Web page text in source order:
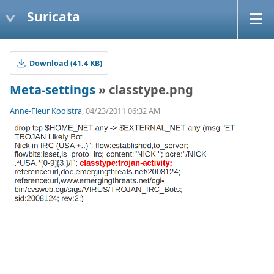
Suricata
Download (41.4 KB)
Meta-settings » classtype.png
Anne-Fleur Koolstra, 04/23/2011 06:32 AM